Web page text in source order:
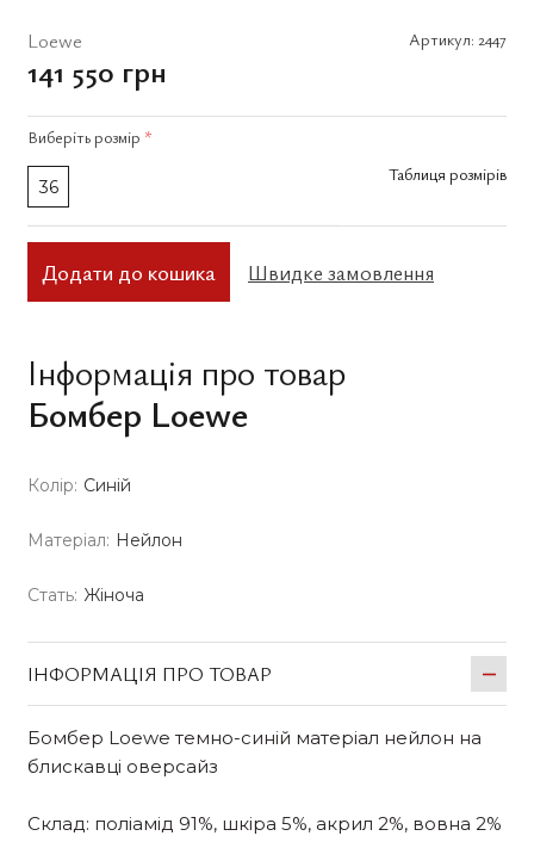
Loewe Артикул: 2447
141 550 грн
Виберіть розмір *
36
Таблиця розмірів
Додати до кошика Швидке замовлення
Інформація про товар
Бомбер Loewe
Колір: Синій
Матеріал: Нейлон
Стать: Жіноча
ІНФОРМАЦІЯ ПРО ТОВАР
Бомбер Loewe темно-синій матеріал нейлон на
блискавці оверсайз
Склад: поліамід 91%, шкіра 5%, акрил 2%, вовна 2%